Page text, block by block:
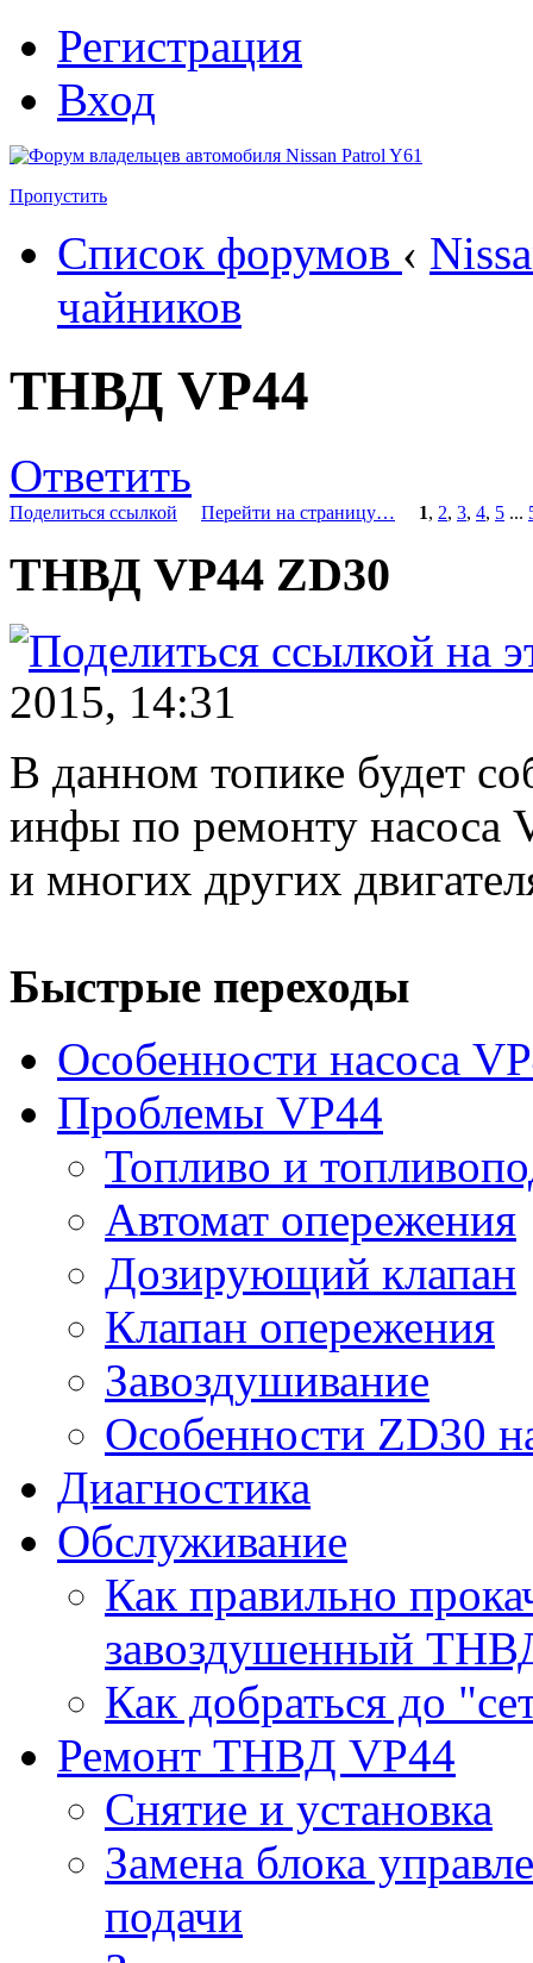
Регистрация
Вход
Пропустить
Список форумов ‹
чайников
ТНВД VP44
Ответить
Поделиться ссылкой Перейти на страницу… 1, 2, 3, 4, 5 ...
ТНВД VP44 ZD30
2015, 14:31
В данном топике будет
инфы по ремонту насоса
и многих других
Быстрые переходы
Особенности насоса
Проблемы VP44
Топливо и
Автомат опережения
Дозирующий клапан
Клапан опережения
Завоздушивание
Особенности ZD30
Диагностика
Обслуживание
Как правильно
завоздушенный
Как добраться до
Ремонт ТНВД VP44
Снятие и установка
Замена блока
подачи